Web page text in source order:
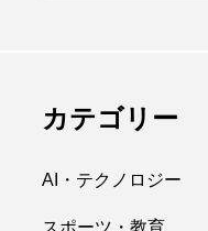
カテゴリー
AI・テクノロジー
スポーツ・教育